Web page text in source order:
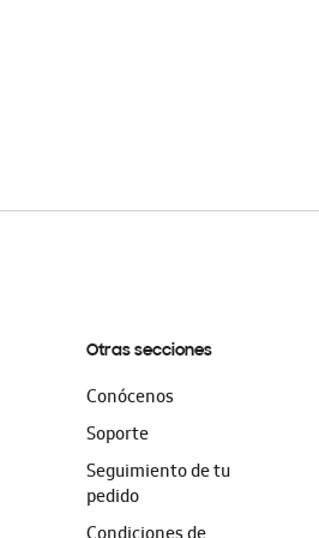
Otras secciones
Conócenos
Soporte
Seguimiento de tu
pedido